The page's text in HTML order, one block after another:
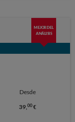
MEJOR DEL
ANÁLISIS
Desde
39,00€